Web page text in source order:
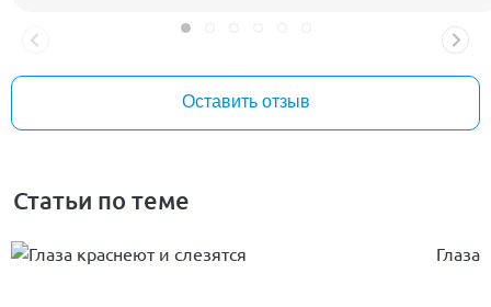
Оставить отзыв
Статьи по теме
Глаза